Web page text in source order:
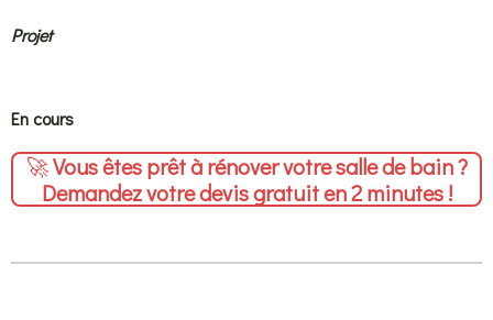
Projet
En cours
🚀Vous êtes prêt à rénover votre salle de bain ?
Demandez votre devis gratuit en 2 minutes !